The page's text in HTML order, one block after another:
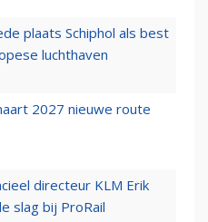
plaats Schiphol als best
luchthaven
2027 nieuwe route
directeur KLM Erik
slag bij ProRail